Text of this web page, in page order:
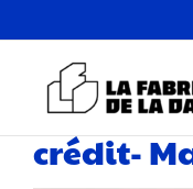
au
crédit-